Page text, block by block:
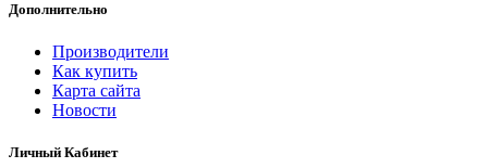
Дополнительно
Производители
Как купить
Карта сайта
Новости
Личный Кабинет